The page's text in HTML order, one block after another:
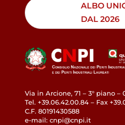
ALBO
DAL 2026
Via in Arcione, 71 – 3° piano –
Tel. +39.06.42.00.84 – Fax
C.F. 80191430588
e-mail: cnpi@cnpi.it